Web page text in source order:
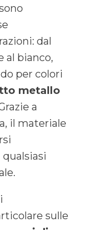
dal
al bianco,
per colori
metallo
a
il materiale
sulle